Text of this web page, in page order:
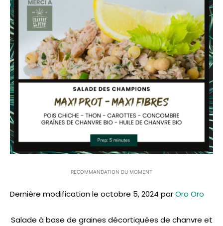
RECOMMANDATION DU MOMENT
Dernière modification le octobre 5, 2024 parOro Oro
Salade à base de graines décortiquées de chanvre et